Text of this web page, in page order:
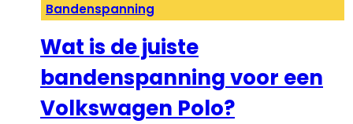
Bandenspanning
Wat is de juiste
bandenspanning voor een
Volkswagen Polo?